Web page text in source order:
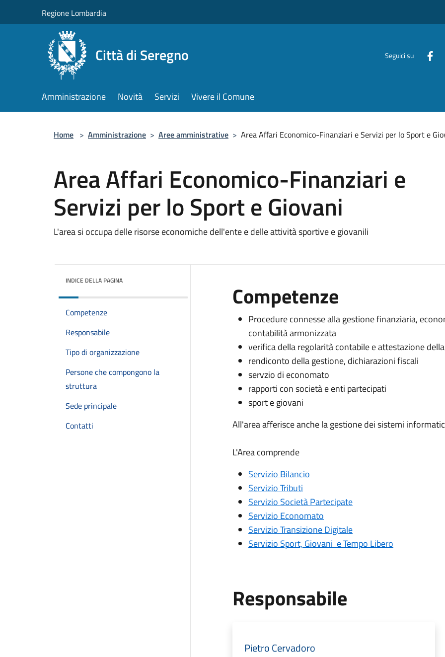
Regione Lombardia
Città di Seregno Seguici su
Amministrazione Novità Servizi Vivere il Comune
Home > Amministrazione > Aree amministrative > Area Affari Economico-Finanziari e Servizi per lo Sport e
Area Affari Economico-Finanziari e
Servizi per lo Sport e Giovani
L'area si occupa delle risorse economiche dell'ente e delle attività sportive e giovanili
INDICE DELLA PAGINA
Competenze
Responsabile
Tipo di organizzazione
Persone che compongono la
struttura
Sede principale
Contatti
Competenze
Procedure connesse alla gestione finanziaria,
contabilità armonizzata
verifica della regolarità contabile e attestazione
rendiconto della gestione, dichiarazioni fiscali
servzio di economato
rapporti con società e enti partecipati
sport e giovani
All'area afferisce anche la gestione dei sistemi
L'Area comprende
Servizio Bilancio
Servizio Tributi
Servizio Società Partecipate
Servizio Economato
Servizio Transizione Digitale
Servizio Sport, Giovani e Tempo Libero
Responsabile
Pietro Cervadoro